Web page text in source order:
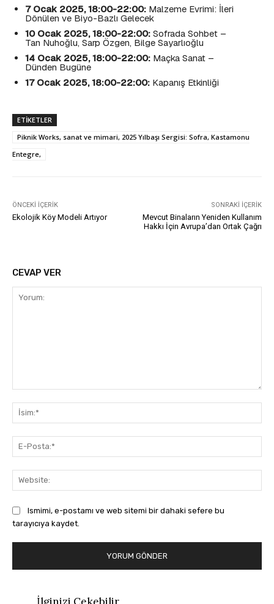
7 Ocak 2025, 18:00-22:00: Malzeme Evrimi: İleri
Dönülen ve Biyo-Bazlı Gelecek
10 Ocak 2025, 18:00-22:00: Sofrada Sohbet –
Tan Nuhoğlu, Sarp Özgen, Bilge Sayarlıoğlu
14 Ocak 2025, 18:00-22:00: Maçka Sanat –
Dünden Bugüne
17 Ocak 2025, 18:00-22:00: Kapanış Etkinliği
ETIKETLER
Piknik Works, sanat ve mimari, 2025 Yılbaşı Sergisi: Sofra, Kastamonu
Entegre,
ÖNCEKI İÇERIK
Ekolojik Köy Modeli Artıyor
SONRAKI İÇERIK
Mevcut Binaların Yeniden Kullanım
Hakkı İçin Avrupa’dan Ortak Çağrı
CEVAP VER
Ismimi, e-postamı ve web sitemi bir dahaki sefere bu
tarayıcıya kaydet.